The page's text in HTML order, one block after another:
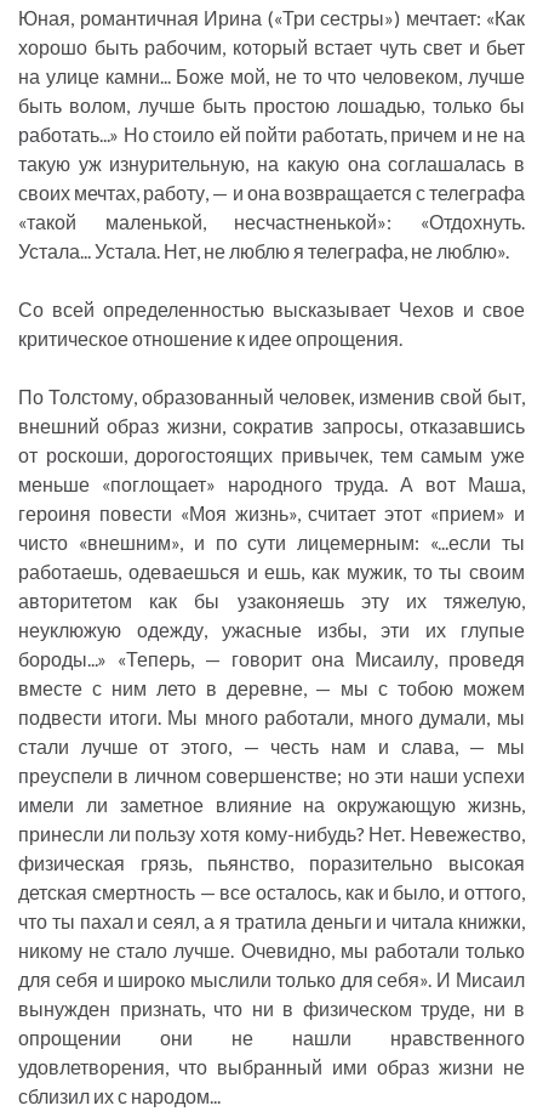
Юная, романтичная Ирина («Три сестры») мечтает: «Как
хорошо быть рабочим, который встает чуть свет и бьет
на улице камни... Боже мой, не то что человеком, лучше
быть волом, лучше быть простою лошадью, только бы
работать...» Но стоило ей пойти работать, причем и не на
такую уж изнурительную, на какую она соглашалась в
своих мечтах, работу, — и она возвращается с телеграфа
«такой маленькой, несчастненькой»: «Отдохнуть.
Устала... Устала. Нет, не люблю я телеграфа, не люблю».
Со всей определенностью высказывает Чехов и свое
критическое отношение к идее опрощения.
По Толстому, образованный человек, изменив свой быт,
внешний образ жизни, сократив запросы, отказавшись
от роскоши, дорогостоящих привычек, тем самым уже
меньше «поглощает» народного труда. А вот Маша,
героиня повести «Моя жизнь», считает этот «прием» и
чисто «внешним», и по сути лицемерным: «...если ты
работаешь, одеваешься и ешь, как мужик, то ты своим
авторитетом как бы узаконяешь эту их тяжелую,
неуклюжую одежду, ужасные избы, эти их глупые
бороды...» «Теперь, — говорит она Мисаилу, проведя
вместе с ним лето в деревне, — мы с тобою можем
подвести итоги. Мы много работали, много думали, мы
стали лучше от этого, — честь нам и слава, — мы
преуспели в личном совершенстве; но эти наши успехи
имели ли заметное влияние на окружающую жизнь,
принесли ли пользу хотя кому-нибудь? Нет. Невежество,
физическая грязь, пьянство, поразительно высокая
детская смертность — все осталось, как и было, и оттого,
что ты пахал и сеял, а я тратила деньги и читала книжки,
никому не стало лучше. Очевидно, мы работали только
для себя и широко мыслили только для себя». И Мисаил
вынужден признать, что ни в физическом труде, ни в
опрощении они не нашли нравственного
удовлетворения, что выбранный ими образ жизни не
сблизил их с народом...